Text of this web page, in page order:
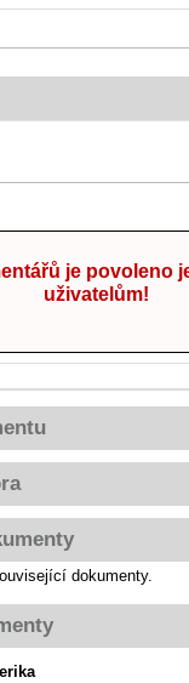
je povoleno
uživatelům!
dokumenty.